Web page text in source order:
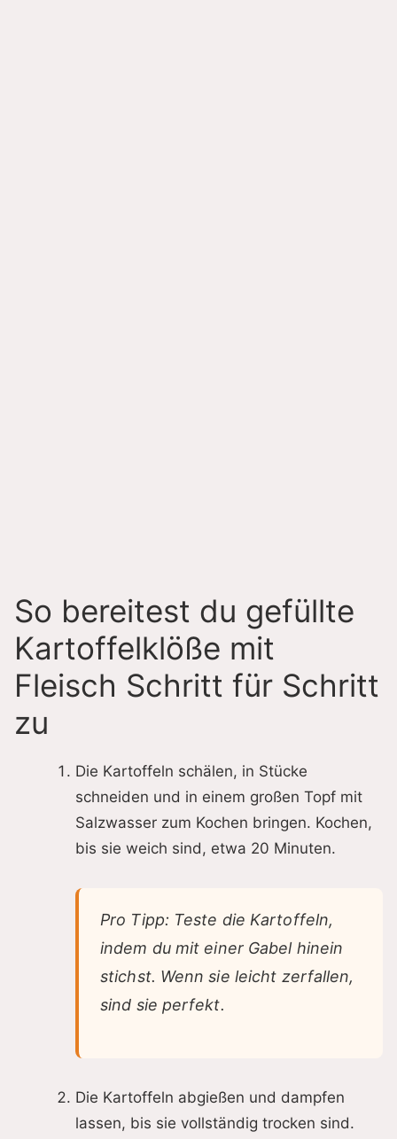
So bereitest du gefüllte
Kartoffelklöße mit
Fleisch Schritt für Schritt
zu
Die Kartoffeln schälen, in Stücke
schneiden und in einem großen Topf mit
Salzwasser zum Kochen bringen. Kochen,
bis sie weich sind, etwa 20 Minuten.
Pro Tipp: Teste die Kartoffeln,
indem du mit einer Gabel hinein
stichst. Wenn sie leicht zerfallen,
sind sie perfekt.
Die Kartoffeln abgießen und dampfen
lassen, bis sie vollständig trocken sind.